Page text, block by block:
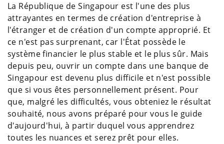
La République de Singapour est l'une des plus
attrayantes en termes de création d'entreprise à
l'étranger et de création d'un compte approprié. Et
ce n'est pas surprenant, car l'État possède le
système financier le plus stable et le plus sûr. Mais
depuis peu, ouvrir un compte dans une banque de
Singapour est devenu plus difficile et n'est possible
que si vous êtes personnellement présent. Pour
que, malgré les difficultés, vous obteniez le résultat
souhaité, nous avons préparé pour vous le guide
d'aujourd'hui, à partir duquel vous apprendrez
toutes les nuances et serez prêt pour elles.